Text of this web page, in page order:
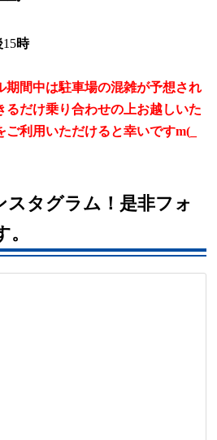
15時
期間中は駐車場の混雑が予想され
るだけ乗り合わせの上お越しいた
ご利用いただけると幸いですm(_
スタグラム！是非フォ